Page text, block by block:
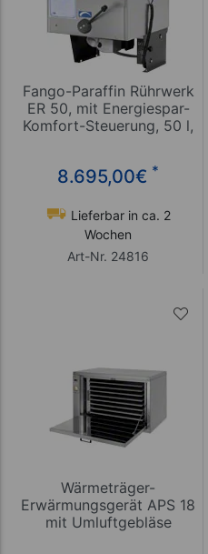
Fango-Paraffin Rührwerk
ER 50, mit Energiespar-
Komfort-Steuerung, 50 l,
8.695,00€ *
Lieferbar in ca. 2
Wochen
Art-Nr. 24816
Wärmeträger-
Erwärmungsgerät APS 18
mit Umluftgebläse